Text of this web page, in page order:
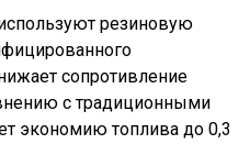
резиновую
сопротивление
с традиционными
экономию топлива до 0,3